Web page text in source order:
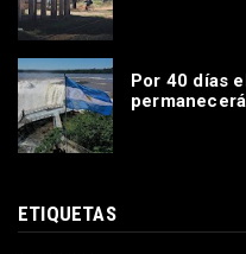
Por 40 días
ETIQUETAS